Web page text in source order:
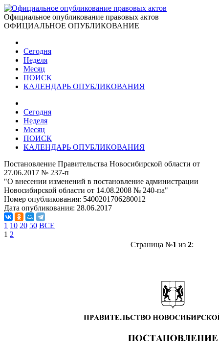
Официальное опубликование правовых актов
ОФИЦИАЛЬНОЕ ОПУБЛИКОВАНИЕ
Сегодня
Неделя
Месяц
ПОИСК
КАЛЕНДАРЬ ОПУБЛИКОВАНИЯ
Сегодня
Неделя
Месяц
ПОИСК
КАЛЕНДАРЬ ОПУБЛИКОВАНИЯ
Постановление Правительства Новосибирской области от
27.06.2017 № 237-п
"О внесении изменений в постановление администрации
Новосибирской области от 14.08.2008 № 240-па"
Номер опубликования: 5400201706280012
Дата опубликования: 28.06.2017
1 10 20 50 ВСЕ
1 2
Страница №1 из 2: